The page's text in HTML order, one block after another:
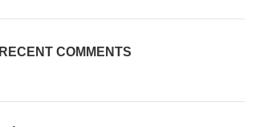
RECENT COMMENTS